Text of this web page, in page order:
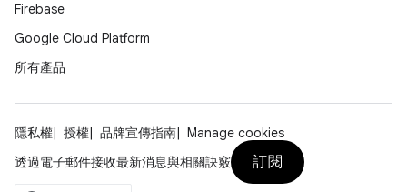
Firebase
Google Cloud Platform
所有產品
隱私權 授權 品牌宣傳指南
Manage cookies
透過電子郵件接收最新消息與相關訣竅
訂閱